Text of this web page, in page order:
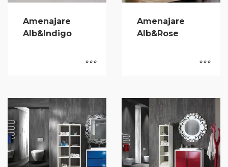
Amenajare
Alb&Indigo
Amenajare
Alb&Rose